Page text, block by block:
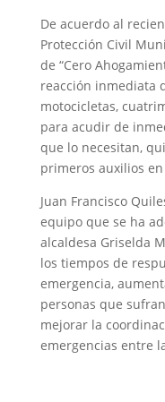
De acuerdo al
Protección Civil
de “Cero
reacción inmediata
motocicletas,
para acudir de
que lo necesitan,
primeros auxilios
Juan Francisco
equipo que se ha
alcaldesa Griselda
los tiempos de
emergencia,
personas que
mejorar la
emergencias entre